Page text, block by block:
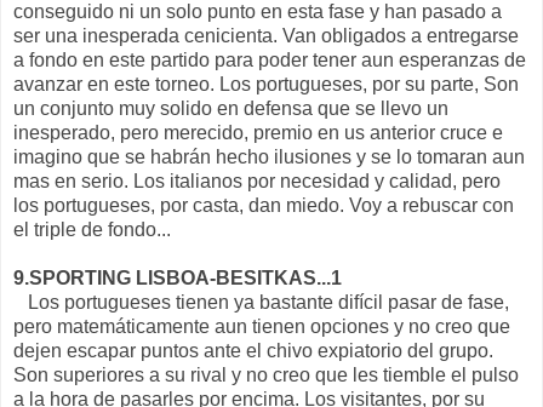
conseguido ni un solo punto en esta fase y han pasado a
ser una inesperada cenicienta. Van obligados a entregarse
a fondo en este partido para poder tener aun esperanzas de
avanzar en este torneo. Los portugueses, por su parte, Son
un conjunto muy solido en defensa que se llevo un
inesperado, pero merecido, premio en us anterior cruce e
imagino que se habrán hecho ilusiones y se lo tomaran aun
mas en serio. Los italianos por necesidad y calidad, pero
los portugueses, por casta, dan miedo. Voy a rebuscar con
el triple de fondo...
9.SPORTING LISBOA-BESITKAS...1
Los portugueses tienen ya bastante difícil pasar de fase,
pero matemáticamente aun tienen opciones y no creo que
dejen escapar puntos ante el chivo expiatorio del grupo.
Son superiores a su rival y no creo que les tiemble el pulso
a la hora de pasarles por encima. Los visitantes, por su